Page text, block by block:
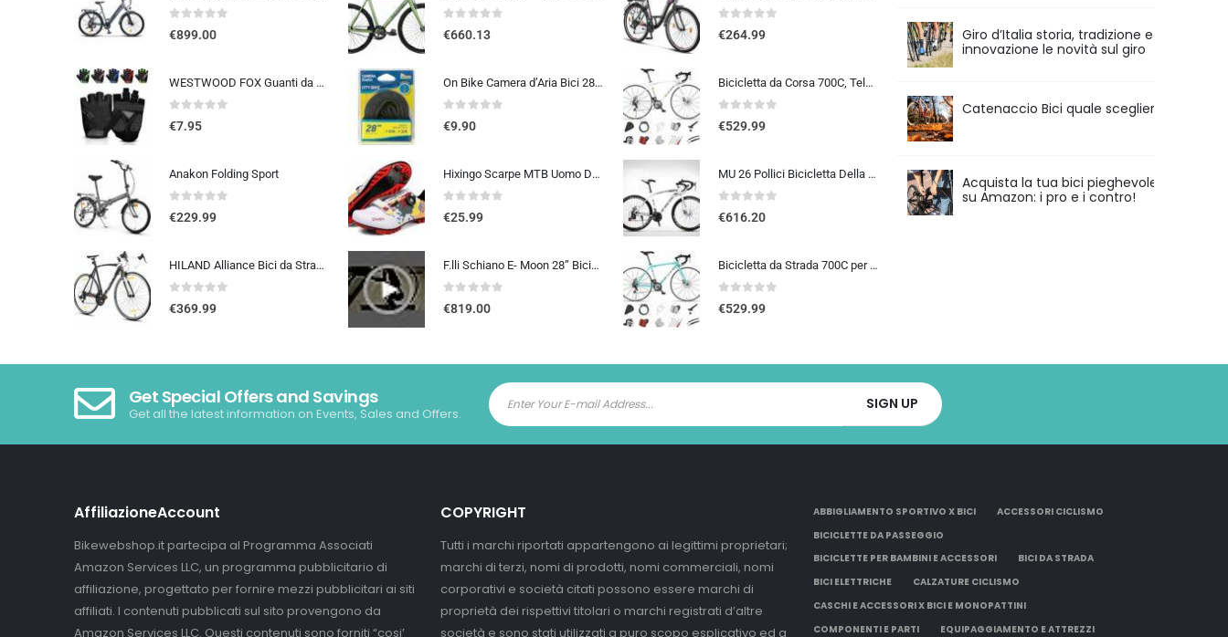
0out of 5
€899.00
WESTWOOD FOX Guanti da ciclismo per uomo e donna, guanti unisex con imbottitura in gel antiscivolo, traspiranti, con palmo pe
0out of 5
€7.95
Anakon Folding Sport
0out of 5
€229.99
HILAND Alliance Bici da Strada 28”, 14 Velocità, Telaio in Alluminio da 49/53/57 cm, 700C Bicicletta da Città e da Pendola…
0out of 5
€369.99
0out of 5
€660.13
On Bike Camera d’Aria Bici 28″ x 1 5/8 x 1 3/8 (700×35-42c) – E.T.R.T.O. 37-622, Alta Resistenza e Tenuta, Compatibile con Pn
0out of 5
€9.90
Hixingo Scarpe MTB Uomo Donna, Graffiti Colorati Stampa Scarpe Mountain Bike Compatibili con Pedali SPD, Unisex Scarpe Ciclis
0out of 5
€25.99
F.lli Schiano E- Moon 28” Bicicletta Elettrica da Città, Bici Elettrica con Pedalata Assistita 250W, City E-bike Unisex Adulto, Batteria Rimovibile 36V 13Ah, SHIMANO 7 velocità, Donna Uomo, Nero
0out of 5
€819.00
0out of 5
€264.99
Bicicletta da Corsa 700C, Telaio in Acciaio con Cambio a 24/27/30 Marce, Bicicletta da Strada per Uomo Donna, Bici da Stra…
0out of 5
€529.99
MU 26 Pollici Bicicletta Della Strada, 24 Velocità Bici, Doppio Disco Freno, Acciaio Al Carbonio Telaio, Strada Biciclette…
0out of 5
€616.20
Bicicletta da Strada 700C per Uomo Donna, Bicicletta da Corsa con Freno a Disco 24/27/30 velocità, Telaio in Acciaio ad Al…
0out of 5
€529.99
Giro d’Italia storia, tradizione e
innovazione le novità sul giro
Catenaccio Bici quale scegliere
Acquista la tua bici pieghevole
su Amazon: i pro e i contro!
Get Special Offers and Savings
Get all the latest information on Events, Sales and Offers.
AffiliazioneAccount
Bikewebshop.it partecipa al Programma Associati
Amazon Services LLC, un programma pubblicitario di
affiliazione, progettato per fornire mezzi pubblicitari ai siti
affiliati. I contenuti pubblicati sul sito provengono da
Amazon Services LLC. Questi contenuti sono forniti “cosi’
COPYRIGHT
Tutti i marchi riportati appartengono ai legittimi proprietari;
marchi di terzi, nomi di prodotti, nomi commerciali, nomi
corporativi e società citati possono essere marchi di
proprietà dei rispettivi titolari o marchi registrati d’altre
società e sono stati utilizzati a puro scopo esplicativo ed a
ABBIGLIAMENTO SPORTIVO X BICI
ACCESSORI CICLISMO
BICICLETTE DA PASSEGGIO
BICICLETTE PER BAMBINI E ACCESSORI
BICI DA STRADA
BICI ELETTRICHE
CALZATURE CICLISMO
CASCHI E ACCESSORI X BICI E MONOPATTINI
COMPONENTI E PARTI
EQUIPAGGIAMENTO E ATTREZZI